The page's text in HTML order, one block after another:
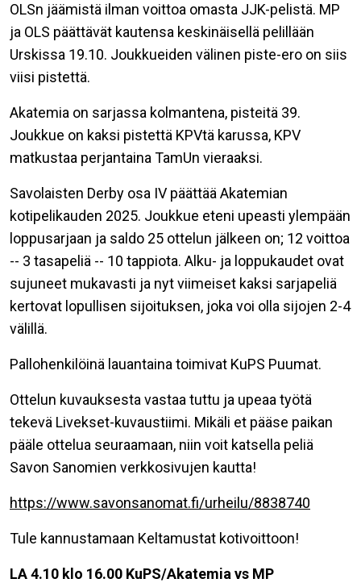
OLSn jäämistä ilman voittoa omasta JJK-pelistä. MP
ja OLS päättävät kautensa keskinäisellä pelillään
Urskissa 19.10. Joukkueiden välinen piste-ero on siis
viisi pistettä.
Akatemia on sarjassa kolmantena, pisteitä 39.
Joukkue on kaksi pistettä KPVtä karussa, KPV
matkustaa perjantaina TamUn vieraaksi.
Savolaisten Derby osa IV päättää Akatemian
kotipelikauden 2025. Joukkue eteni upeasti ylempään
loppusarjaan ja saldo 25 ottelun jälkeen on; 12 voittoa
-- 3 tasapeliä -- 10 tappiota. Alku- ja loppukaudet ovat
sujuneet mukavasti ja nyt viimeiset kaksi sarjapeliä
kertovat lopullisen sijoituksen, joka voi olla sijojen 2-4
välillä.
Pallohenkilöinä lauantaina toimivat KuPS Puumat.
Ottelun kuvauksesta vastaa tuttu ja upeaa työtä
tekevä Livekset-kuvaustiimi. Mikäli et pääse paikan
pääle ottelua seuraamaan, niin voit katsella peliä
Savon Sanomien verkkosivujen kautta!
https://www.savonsanomat.fi/urheilu/8838740
Tule kannustamaan Keltamustat kotivoittoon!
LA 4.10 klo 16.00 KuPS/Akatemia vs MP